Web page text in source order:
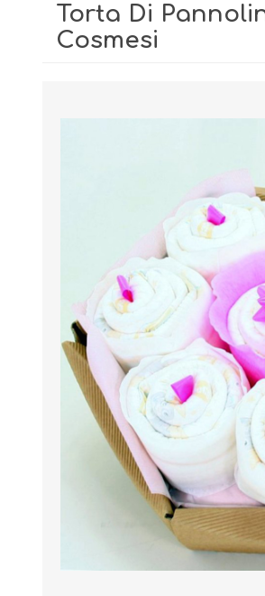
BENESSERE E
PROTEZIONE
Torta Di
Cosmesi